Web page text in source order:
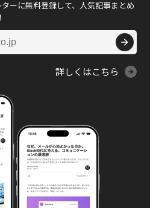
ーに無料登録して、人気記事まとめ
詳しくはこちら